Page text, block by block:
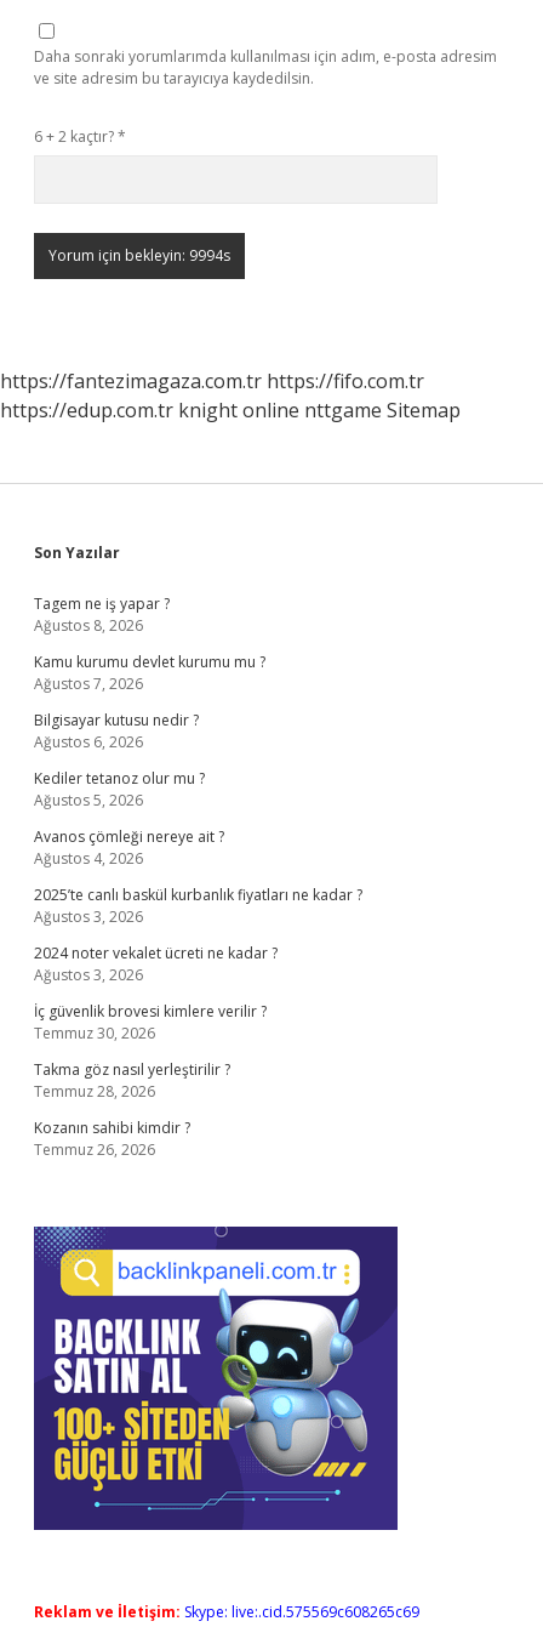
Daha sonraki yorumlarımda kullanılması için adım, e-posta adresim
ve site adresim bu tarayıcıya kaydedilsin.
6 + 2 kaçtır?*
https://fantezimagaza.com.tr https://fifo.com.tr
https://edup.com.tr knight online nttgame Sitemap
Sidebar
Son Yazılar
Tagem ne iş yapar ?
Ağustos 8, 2026
Kamu kurumu devlet kurumu mu ?
Ağustos 7, 2026
Bilgisayar kutusu nedir ?
Ağustos 6, 2026
Kediler tetanoz olur mu ?
Ağustos 5, 2026
Avanos çömleği nereye ait ?
Ağustos 4, 2026
2025’te canlı baskül kurbanlık fiyatları ne kadar ?
Ağustos 3, 2026
2024 noter vekalet ücreti ne kadar ?
Ağustos 3, 2026
İç güvenlik brovesi kimlere verilir ?
Temmuz 30, 2026
Takma göz nasıl yerleştirilir ?
Temmuz 28, 2026
Kozanın sahibi kimdir ?
Temmuz 26, 2026
Reklam ve İletişim: Skype: live:.cid.575569c608265c69